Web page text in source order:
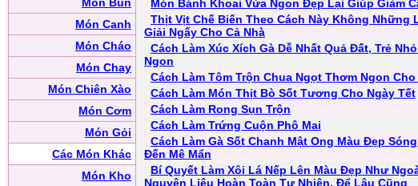
Món Canh
Món Cháo
Món Chay
Món Chiên Xào
Món Cơm
Món Gỏi
Các Món Khác
Món Kho
Món Bánh Khoai Vừa Ngon Đẹp Lại Giúp Giảm
Thịt Vịt Chế Biến Theo Cách Này Không Những
Giải Ngấy Cho Cả Nhà
Cách Làm Xúc Xích Gà Dễ Nhất Quả Đất, Trẻ
Ngon
Cách Làm Tôm Trộn Chua Ngọt Thơm Ngon
Cách Làm Món Thịt Bò Sốt Tương Cho Ngày Tết
Cách Làm Rong Sụn Trộn
Cách Làm Trứng Cuộn Phô Mai
Cách Làm Gà Sốt Chanh Mật Ong Màu Đẹp
Đến Mê Mẩn
Bí Quyết Làm Xôi Lá Nếp Lên Màu Đẹp Như
Nguyên Liệu Hoàn Toàn Tự Nhiên, Để Lâu Cũng